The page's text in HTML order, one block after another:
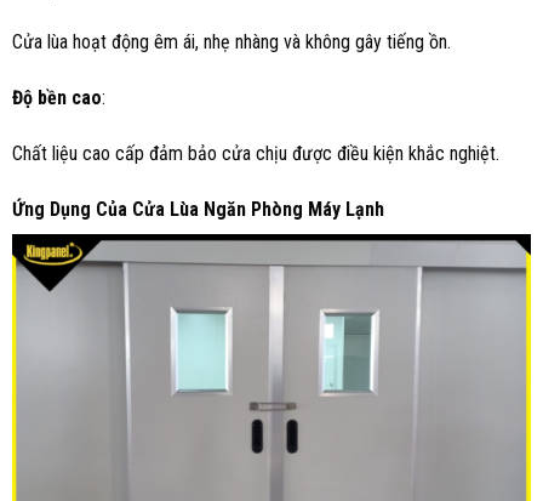
Cửa lùa hoạt động êm ái, nhẹ nhàng và không gây tiếng ồn.
Độ bền cao:
Chất liệu cao cấp đảm bảo cửa chịu được điều kiện khắc nghiệt.
Ứng Dụng Của Cửa Lùa Ngăn Phòng Máy Lạnh